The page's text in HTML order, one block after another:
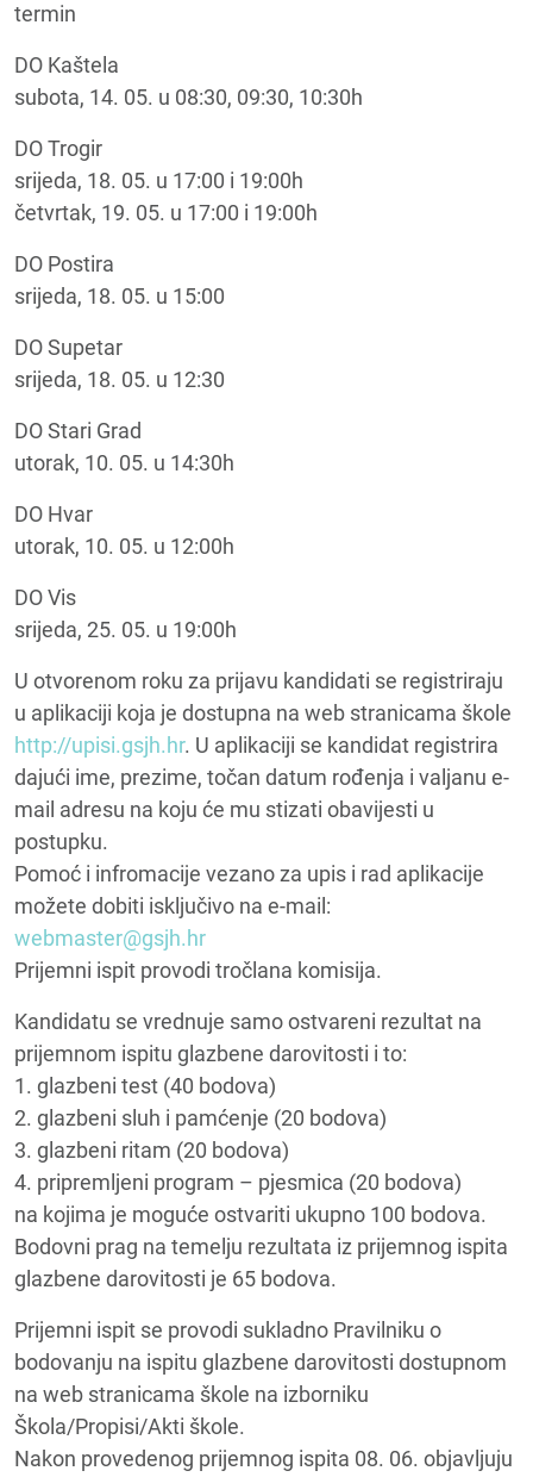
termin
DO Kaštela
subota, 14. 05. u 08:30, 09:30, 10:30h
DO Trogir
srijeda, 18. 05. u 17:00 i 19:00h
četvrtak, 19. 05. u 17:00 i 19:00h
DO Postira
srijeda, 18. 05. u 15:00
DO Supetar
srijeda, 18. 05. u 12:30
DO Stari Grad
utorak, 10. 05. u 14:30h
DO Hvar
utorak, 10. 05. u 12:00h
DO Vis
srijeda, 25. 05. u 19:00h
U otvorenom roku za prijavu kandidati se registriraju
u aplikaciji koja je dostupna na web stranicama škole
http://upisi.gsjh.hr. U aplikaciji se kandidat registrira
dajući ime, prezime, točan datum rođenja i valjanu e-
mail adresu na koju će mu stizati obavijesti u
postupku.
Pomoć i infromacije vezano za upis i rad aplikacije
možete dobiti isključivo na e-mail:
webmaster@gsjh.hr
Prijemni ispit provodi tročlana komisija.
Kandidatu se vrednuje samo ostvareni rezultat na
prijemnom ispitu glazbene darovitosti i to:
1. glazbeni test (40 bodova)
2. glazbeni sluh i pamćenje (20 bodova)
3. glazbeni ritam (20 bodova)
4. pripremljeni program – pjesmica (20 bodova)
na kojima je moguće ostvariti ukupno 100 bodova.
Bodovni prag na temelju rezultata iz prijemnog ispita
glazbene darovitosti je 65 bodova.
Prijemni ispit se provodi sukladno Pravilniku o
bodovanju na ispitu glazbene darovitosti dostupnom
na web stranicama škole na izborniku
Škola/Propisi/Akti škole.
Nakon provedenog prijemnog ispita 08. 06. objavljuju